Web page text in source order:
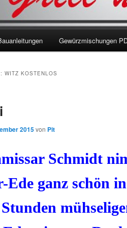
Gewürzmischungen
WITZ KOSTENLOS
2015von Pit
Schmidt
Ede ganz schön